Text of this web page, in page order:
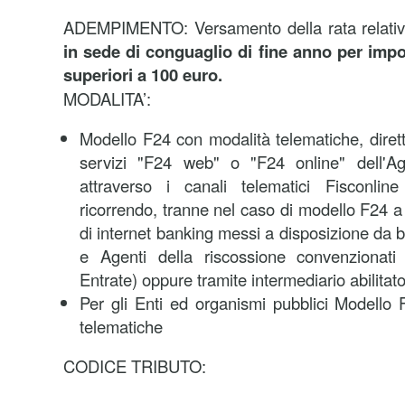
ADEMPIMENTO: Versamento della rata
in sede di conguaglio di fine anno per
superiori a 100 euro.
MODALITA’:
Modello F24 con modalità telematiche,
servizi "F24 web" o "F24 online"
attraverso i canali telematici
ricorrendo, tranne nel caso di modello F24
di internet banking messi a disposizione da
e Agenti della riscossione
Entrate) oppure tramite intermediario
Per gli Enti ed organismi pubblici Modello
telematiche
CODICE TRIBUTO: